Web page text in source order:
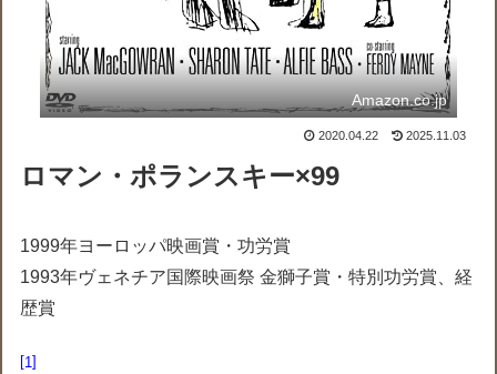
Amazon.co.jp
2020.04.22 2025.11.03
ロマン・ポランスキー×99
1999年ヨーロッパ映画賞・功労賞
1993年ヴェネチア国際映画祭 金獅子賞・特別功労賞、経
歴賞
1